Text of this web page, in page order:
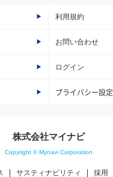
利用規約
お問い合わせ
ログイン
プライバシー設定
株式会社マイナビ
Copyright © Mynavi Corporation
サスティナビリティ 採用